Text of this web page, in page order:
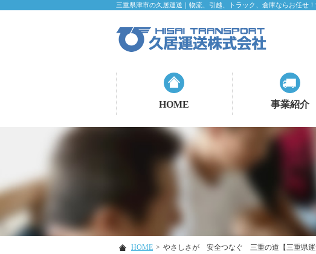
三重県津市の久居運送｜物流、引越、トラック、倉庫ならお任せ
HOME 事業紹介
HOME > やさしさが 安全つなぐ 三重の道【三重県運